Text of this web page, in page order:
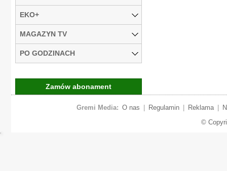
EKO+
MAGAZYN TV
PO GODZINACH
Zamów abonament
Gremi Media: O nas Regulamin Reklama
©